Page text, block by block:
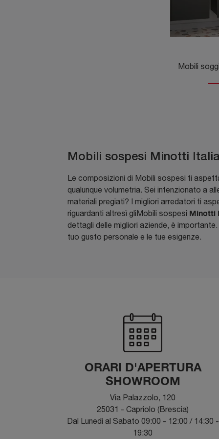
Mobili sospesi Minotti
Le composizioni di Mobili sospesi ti
qualunque volumetria. Sei intenzionato a
materiali pregiati? I migliori arredatori ti
riguardanti altresì gliMobili sospesi Minotti
dettagli delle migliori aziende, è
tuo gusto personale e le tue esigenze.
ORARI D'APERTURA
SHOWROOM
Via Palazzolo, 120
25031 - Capriolo (Brescia)
Dal Lunedì al Sabato 09:00 - 12:00 / 14:30 -
19:30